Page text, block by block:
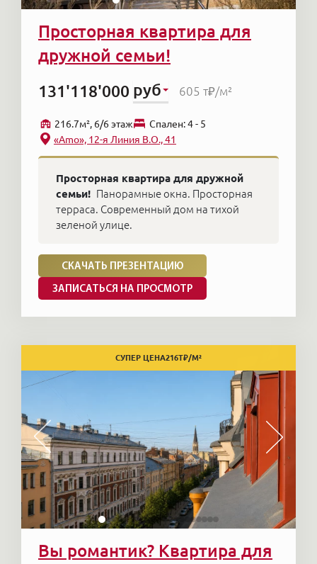
Просторная квартира для
дружной семьи!
131'118'000 руб 605 т₽/м²
216.7м², 6/6 этаж
Cпален: 4 - 5
«Amo», 12-я Линия В.О., 41
Просторная квартира для дружной
семьи! Панорамные окна. Просторная
терраса. Современный дом на тихой
зеленой улице.
СКАЧАТЬ ПРЕЗЕНТАЦИЮ
ЗАПИСАТЬСЯ НА ПРОСМОТР
СУПЕР ЦЕНА216Т₽/М²
Вы романтик? Квартира для